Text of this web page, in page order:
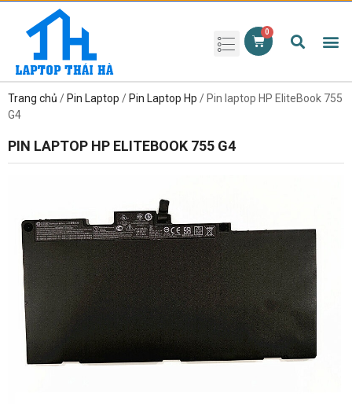
Trang chủ / Pin Laptop / Pin Laptop Hp / Pin laptop HP EliteBook 755
G4
PIN LAPTOP HP ELITEBOOK 755 G4